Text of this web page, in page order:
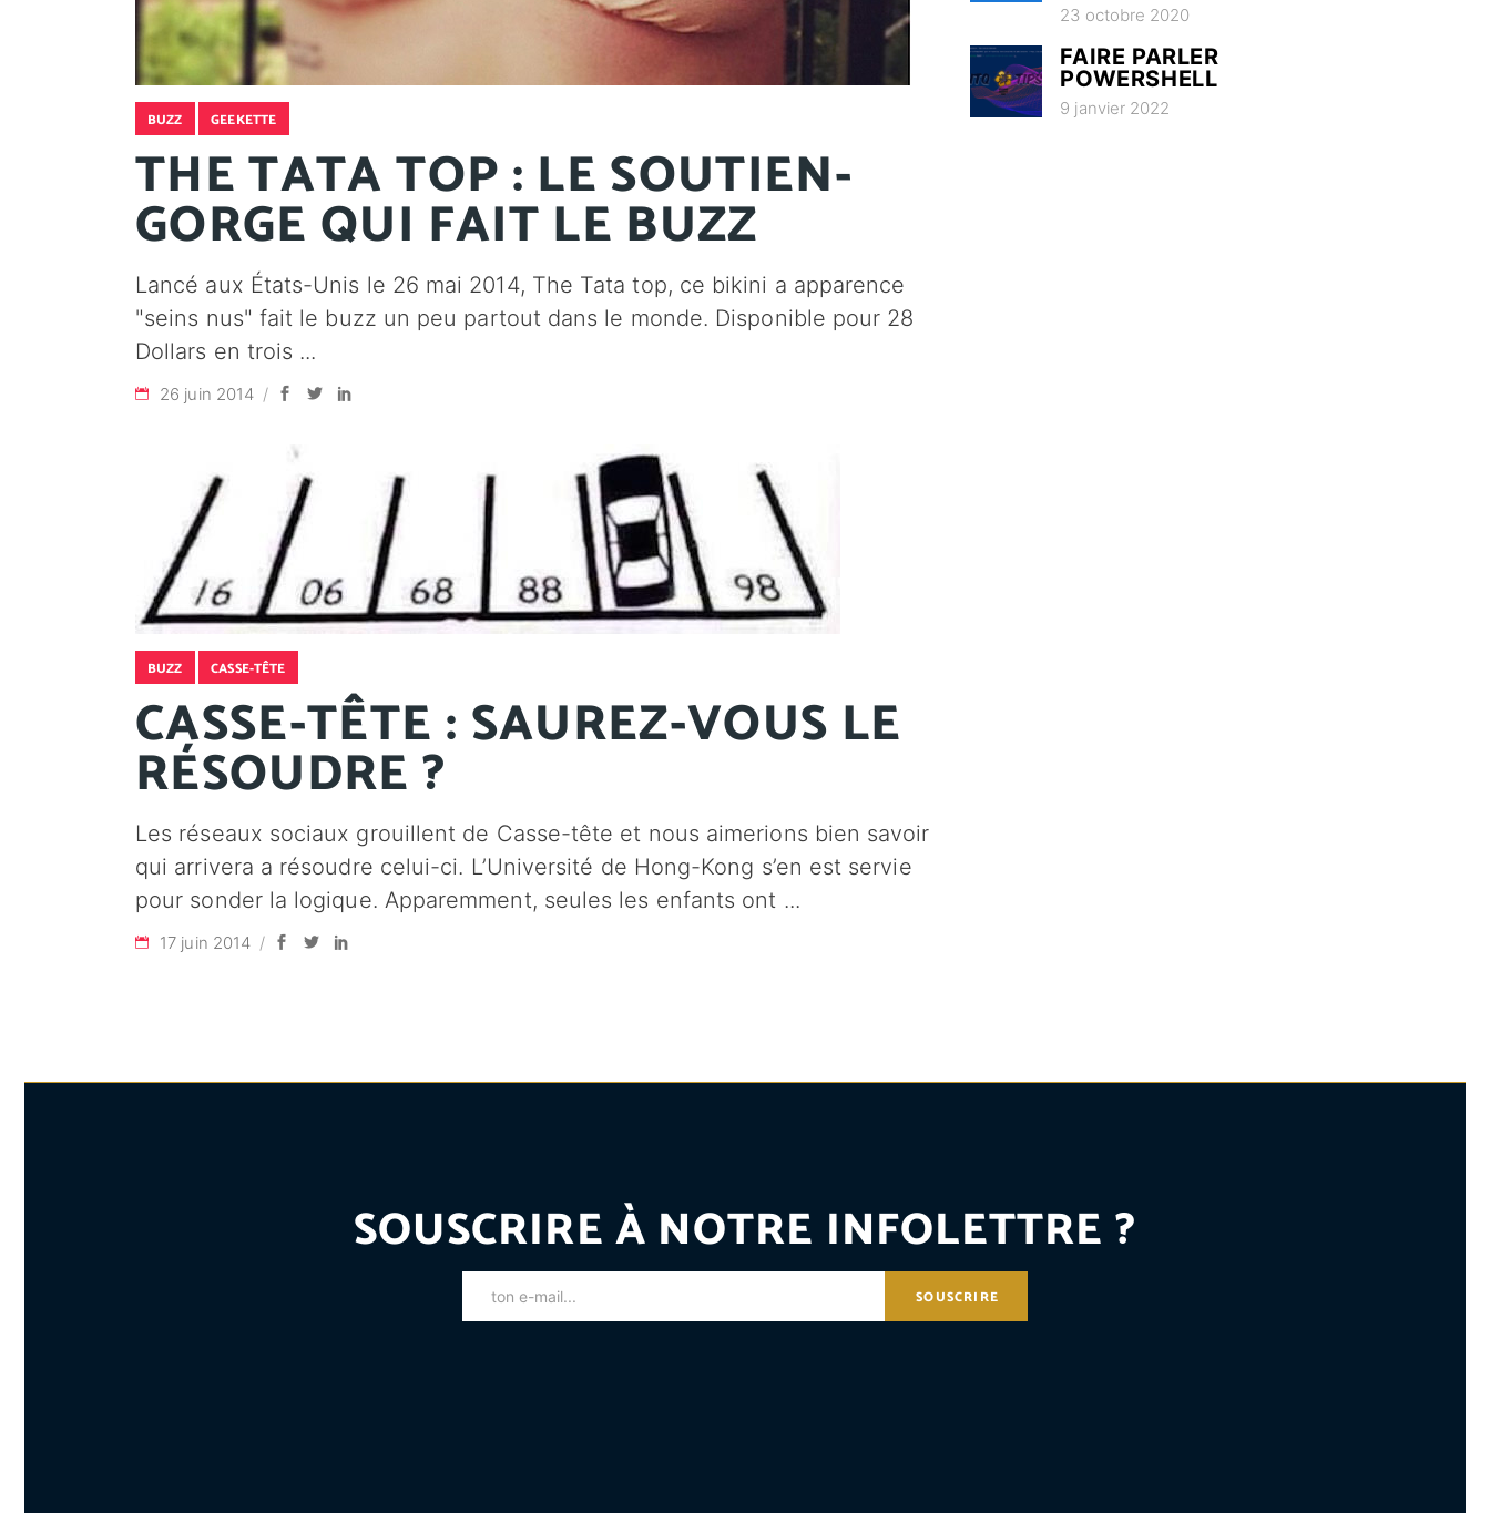
BUZZ GEEKETTE
THE TATA TOP : LE SOUTIEN-
GORGE QUI FAIT LE BUZZ
Lancé aux États-Unis le 26 mai 2014, The Tata top, ce bikini a apparence
"seins nus" fait le buzz un peu partout dans le monde. Disponible pour 28
Dollars en trois
26 juin 2014
BUZZ CASSE-TÊTE
CASSE-TÊTE : SAUREZ-VOUS LE
RÉSOUDRE ?
Les réseaux sociaux grouillent de Casse-tête et nous aimerions bien savoir
qui arrivera a résoudre celui-ci. L’Université de Hong-Kong s’en est servie
pour sonder la logique. Apparemment, seules les enfants ont
17 juin 2014
23 octobre 2020
FAIRE PARLER
POWERSHELL
9 janvier 2022
SOUSCRIRE À NOTRE INFOLETTRE ?
SOUSCRIRE